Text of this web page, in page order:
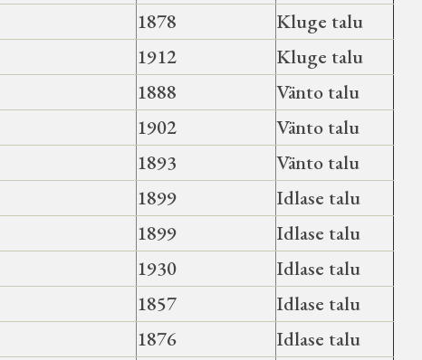
1878
Kluge talu
1912
Kluge talu
1888
Vänto talu
1902
Vänto talu
1893
Vänto talu
1899
Idlase talu
1899
Idlase talu
1930
Idlase talu
1857
Idlase talu
1876
Idlase talu